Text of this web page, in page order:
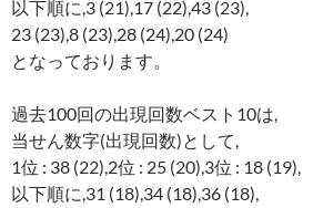
以下順に,3 (21),17 (22),43 (23),
23 (23),8 (23),28 (24),20 (24)
となっております。
過去100回の出現回数ベスト10は,
当せん数字(出現回数)として,
1位 : 38 (22),2位 : 25 (20),3位 : 18 (19),
以下順に,31 (18),34 (18),36 (18),